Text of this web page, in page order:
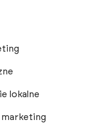
lokalne